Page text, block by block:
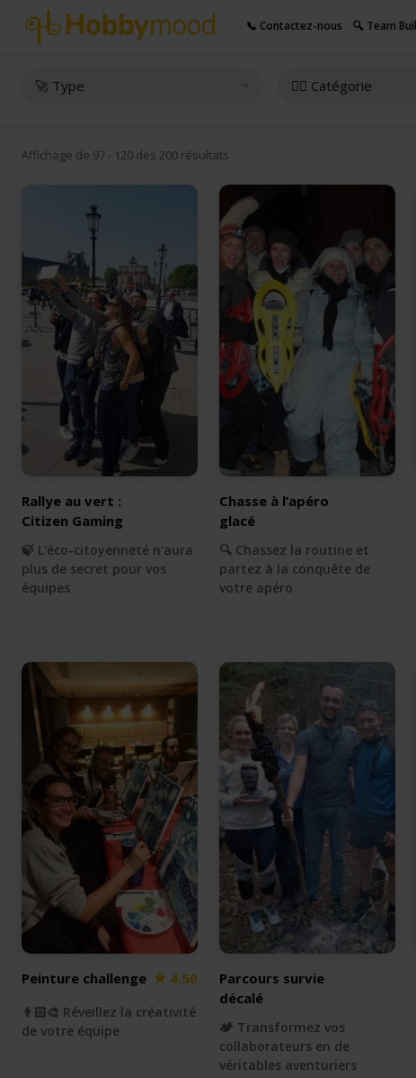
📞 Contactez-nous 🔍 Team
🚀 Type 👇🏻 Catégorie
Affichage de 97 - 120 des 200 résultats
Rallye au vert :
Citizen Gaming
🍃 L'éco-citoyenneté n'aura
plus de secret pour vos
équipes
Chasse à l’apéro
glacé
🔍 Chassez la routine et
partez à la conquête de
votre apéro
Peinture challenge 4.50
👨🏻‍🎨 Réveillez la créativité
de votre équipe
Parcours survie
décalé
🏕 Transformez vos
collaborateurs en de
véritables aventuriers